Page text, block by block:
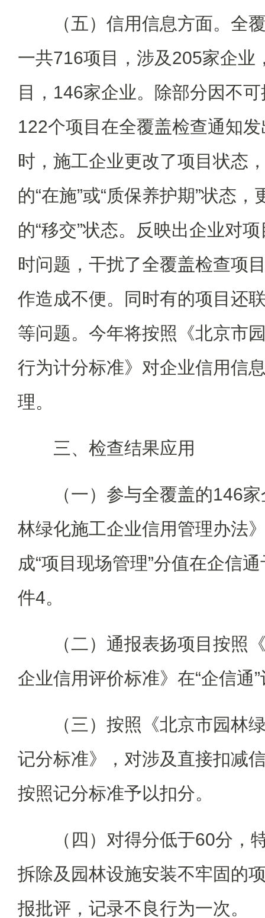
（五）信用信息方面。全
一共716项目，涉及205家企业
目，146家企业。除部分因不
122个项目在全覆盖检查通知
时，施工企业更改了项目状态
的“在施”或“质保养护期”状态
的“移交”状态。反映出企业对
时问题，干扰了全覆盖检查项
作造成不便。同时有的项目还
等问题。今年将按照《北京市
行为计分标准》对企业信用信
理。
三、检查结果应用
（一）参与全覆盖的146
林绿化施工企业信用管理办法
成“项目现场管理”分值在企信
件4。
（二）通报表扬项目按照
企业信用评价标准》在“企信通
（三）按照《北京市园林
记分标准》，对涉及直接扣减
按照记分标准予以扣分。
（四）对得分低于60分，
拆除及园林设施安装不牢固的
报批评，记录不良行为一次。